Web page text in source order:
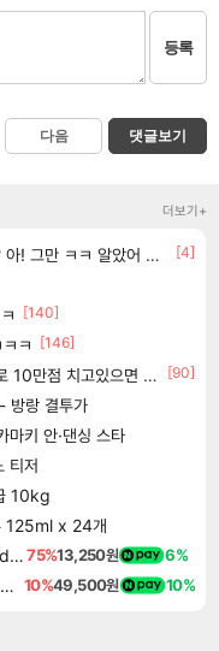
등록
다음 댓글보기
더보기+
그만 ㅋㅋ 알았어 ㅋㅋ
[4]
[140]
ㅋ
[146]
만점 치고있으면 ㅋㅋ
[90]
방랑 결투가
키 안·댄싱 스타
티저
10kg
125ml x 24개
스콘 디럭스 에디션 Scorn Deluxe Edition75%13,250원 6%
드래곤소드 어웨이크닝 디럭스 에디션 DragonSword Awakening Deluxe Edition 10%49,500원 10%